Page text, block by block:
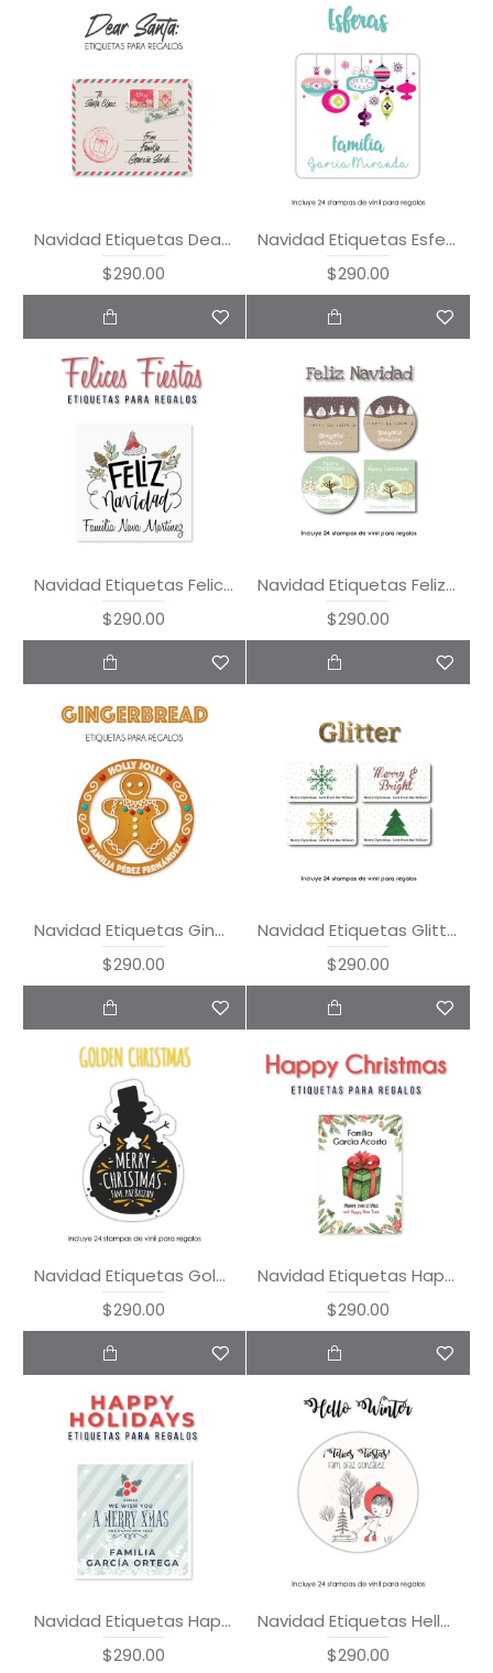
Navidad Etiquetas Dear Santa
$290.00
Navidad Etiquetas Esferas
$290.00
Navidad Etiquetas Felices Fiestas
$290.00
Navidad Etiquetas Feliz Navidad
$290.00
Navidad Etiquetas Gingerbread
$290.00
Navidad Etiquetas Glitter
$290.00
Navidad Etiquetas Golden Christmas
$290.00
Navidad Etiquetas Happy Christmas
$290.00
Navidad Etiquetas Happy Holidays
$290.00
Navidad Etiquetas Hello Winter
$290.00